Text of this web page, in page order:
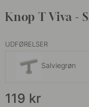
Knop T Viva -
UDFØRELSER
Salviegrøn
119 kr